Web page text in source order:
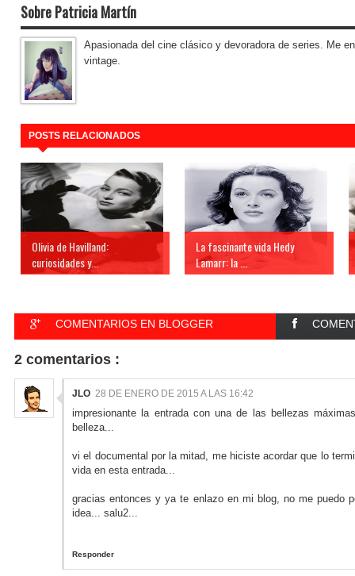
Sobre Patricia Martín
Apasionada del cine clásico y devoradora de series. Me
vintage.
POSTS RELACIONADOS
Olivia de Havilland:
curiosidades y...
La fascinante vida Hedy
Lamarr: la ...
COMENTARIOS EN BLOGGER
2 comentarios :
JLO 28 DE ENERO DE 2015 A LAS 16:42
impresionante la entrada con una de las bellezas
belleza...
vi el documental por la mitad, me hiciste acordar que lo
vida en esta entrada...
gracias entonces y ya te enlazo en mi blog, no me puedo
idea... salu2...
Responder